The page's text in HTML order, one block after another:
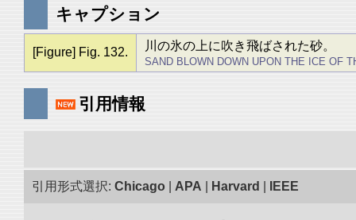
キャプション
[Figure] Fig. 132. 川の氷の上に吹き飛ばされた砂。
SAND BLOWN DOWN UPON THE ICE OF
引用情報
引用形式選択: Chicago APA Harvard IEEE